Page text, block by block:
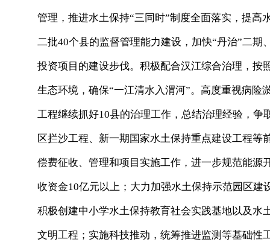
管理，推进水土保持“三同时”制度全面落实，提
二批40个县的监督管理能力建设，加快“丹治”二
投资项目的建设步伐。积极配合汉江综合治理，
生态环境，确保“一江清水入渭河”。高度重视病
工程继续抓好10县的治理工作，总结治理经验，
区拦沙工程、新一期国家水土保持重点建设工程
偿费征收、管理和项目实施工作，进一步规范能
收资金10亿元以上；大力加强水土保持示范园区
积极创建中小学水土保持教育社会实践基地以及
文明工程；实施科技推动，统筹推进监测等基础